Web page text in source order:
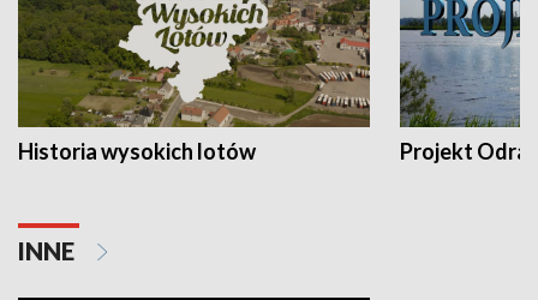
Historia wysokich lotów Projekt Odra
INNE